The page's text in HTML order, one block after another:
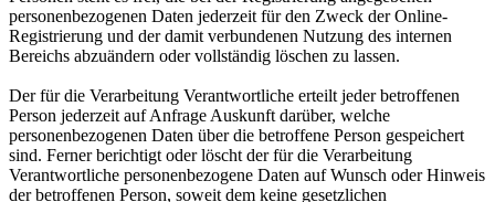
personenbezogenen Daten jederzeit für den Zweck der Online-
Registrierung und der damit verbundenen Nutzung des internen
Bereichs abzuändern oder vollständig löschen zu lassen.
Der für die Verarbeitung Verantwortliche erteilt jeder betroffenen
Person jederzeit auf Anfrage Auskunft darüber, welche
personenbezogenen Daten über die betroffene Person gespeichert
sind. Ferner berichtigt oder löscht der für die Verarbeitung
Verantwortliche personenbezogene Daten auf Wunsch oder Hinweis
der betroffenen Person, soweit dem keine gesetzlichen